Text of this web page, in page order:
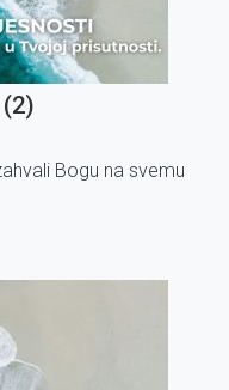
Bogu na svemu